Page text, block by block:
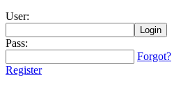
User:
Pass:
Forgot?
Register